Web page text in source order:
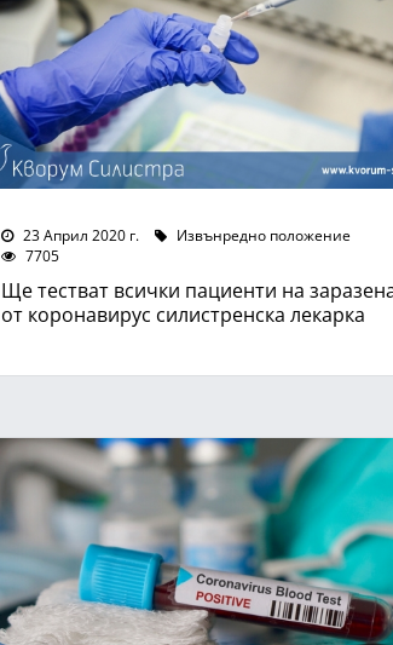
23 Април 2020 г.
Извънредно положение
7705
Ще тестват всички пациенти на
от коронавирус силистренска лекарка